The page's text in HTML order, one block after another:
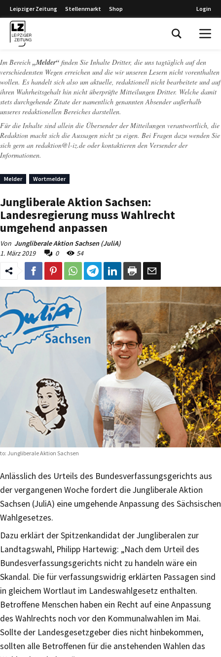
Leipziger Zeitung Stellenmarkt Shop Login
Im Bereich „Melder“ finden Sie Inhalte Dritter, die uns tagtäglich auf den
verschiedensten Wegen erreichen und die wir unseren Lesern nicht vorenthalten
wollen. Es handelt sich also um aktuelle, redaktionell nicht bearbeitete und auf
ihren Wahrheitsgehalt hin nicht überprüfte Mitteilungen Dritter. Welche damit
stets durchgehende Zitate der namentlich genannten Absender außerhalb
unseres redaktionellen Bereiches darstellen.
Für die Inhalte sind allein die Übersender der Mitteilungen verantwortlich, die
Redaktion macht sich die Aussagen nicht zu eigen. Bei Fragen dazu wenden Sie
sich gern an redaktion@l-iz.de oder kontaktieren den Versender der
Informationen.
Melder Wortmelder
Jungliberale Aktion Sachsen:
Landesregierung muss Wahlrecht
umgehend anpassen
Von Jungliberale Aktion Sachsen (JuliA)
1. März 2019
0 54
Jungliberale Aktion Sachsen
Anlässlich des Urteils des Bundesverfassungsgerichts aus
der vergangenen Woche fordert die Jungliberale Aktion
Sachsen (JuliA) eine umgehende Anpassung des Sächsischen
Wahlgesetzes.
Dazu erklärt der Spitzenkandidat der Jungliberalen zur
Landtagswahl, Philipp Hartewig: „Nach dem Urteil des
Bundesverfassungsgerichts nicht zu handeln wäre ein
Skandal. Die für verfassungswidrig erklärten Passagen sind
in gleichem Wortlaut im Landeswahlgesetz enthalten.
Betroffene Menschen haben ein Recht auf eine Anpassung
des Wahlrechts noch vor den Kommunalwahlen im Mai.
Sollte der Landesgesetzgeber dies nicht hinbekommen,
sollten alle Betroffenen für die anstehenden Wahlen das